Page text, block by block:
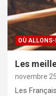
OÙ
Les
novembre
Les